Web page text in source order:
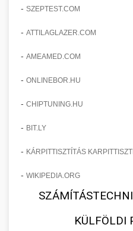
- SZEPTEST.COM
- ATTILAGLAZER.COM
- AMEAMED.COM
- ONLINEBOR.HU
- CHIPTUNING.HU
- BIT.LY
- KÁRPITTISZTÍTÁS
- WIKIPEDIA.ORG
KÜLFÖLDI